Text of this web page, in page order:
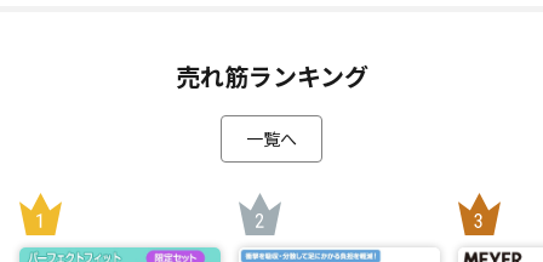
売れ筋ランキング
一覧へ